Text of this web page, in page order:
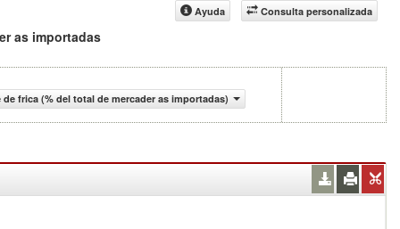
Consulta personalizada
Ayuda
as importadas
frica (% del total de mercader as importadas)